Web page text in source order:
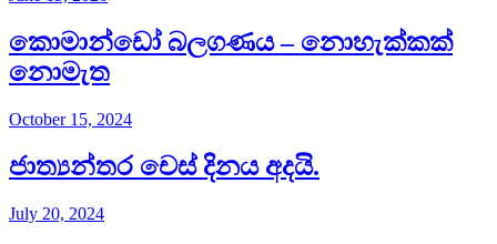
කොමාන්ඩෝ බලගණය – නොහැක්කක්
නොමැත​
October 15, 2024
ජාත්‍යන්තර චෙස් දිනය අදයි.
July 20, 2024